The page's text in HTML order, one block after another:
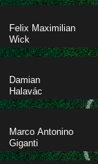
 



 
